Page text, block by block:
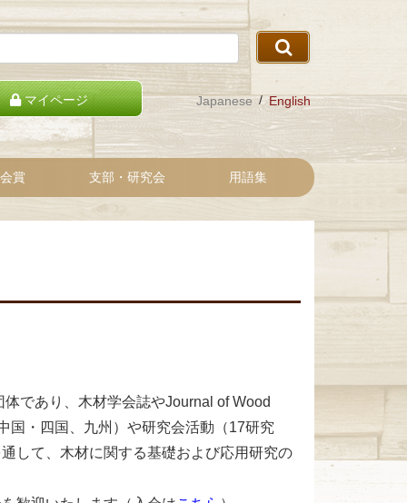
マイページ Japanese English
賞 支部・研究会 用語集
であり、木材学会誌やJournal of Wood
国・四国、九州）や研究会活動（17研究
して、木材に関する基礎および応用研究の